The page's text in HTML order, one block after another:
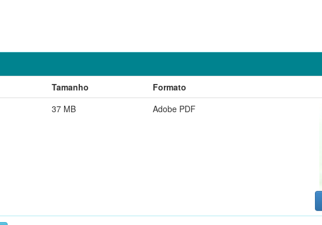
Tamanho
Formato
37 MB Adobe PDF